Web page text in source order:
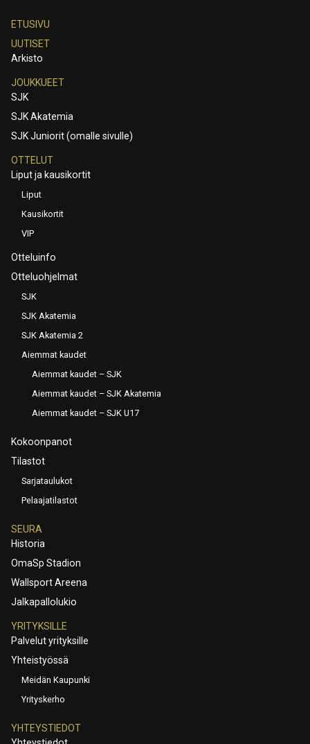
ETUSIVU
UUTISET
Arkisto
JOUKKUEET
SJK
SJK Akatemia
SJK Juniorit (omalle sivulle)
OTTELUT
Liput ja kausikortit
Liput
Kausikortit
VIP
Otteluinfo
Otteluohjelmat
SJK
SJK Akatemia
SJK Akatemia 2
Aiemmat kaudet
Aiemmat kaudet – SJK
Aiemmat kaudet – SJK Akatemia
Aiemmat kaudet – SJK U17
Kokoonpanot
Tilastot
Sarjataulukot
Pelaajatilastot
SEURA
Historia
OmaSp Stadion
Wallsport Areena
Jalkapallolukio
YRITYKSILLE
Palvelut yrityksille
Yhteistyössä
Meidän Kaupunki
Yrityskerho
YHTEYSTIEDOT